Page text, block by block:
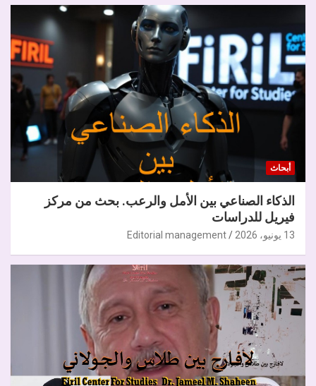
أبحاث
الذكاء الصناعي بين الأمل والرعب. بحث من مركز
فيريل للدراسات
13 يونيو، 2026 Editorial management